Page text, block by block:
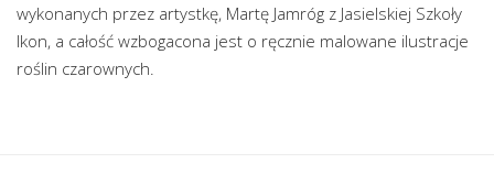
wykonanych przez artystkę, Martę Jamróg z Jasielskiej Szkoły
Ikon, a całość wzbogacona jest o ręcznie malowane ilustracje
roślin czarownych.